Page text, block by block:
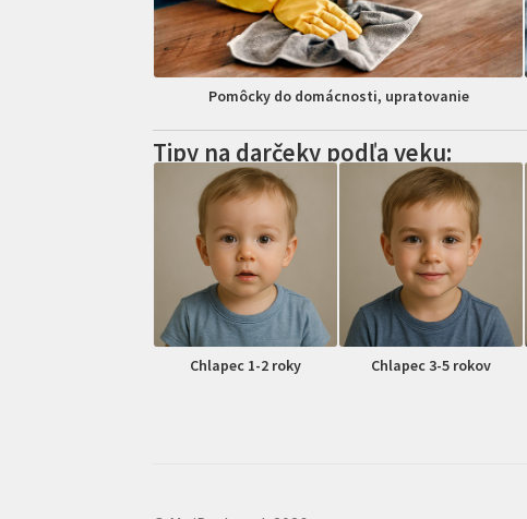
Pomôcky do domácnosti, upratovanie
Tipy na darčeky podľa veku:
Chlapec 1-2 roky Chlapec 3-5 rokov